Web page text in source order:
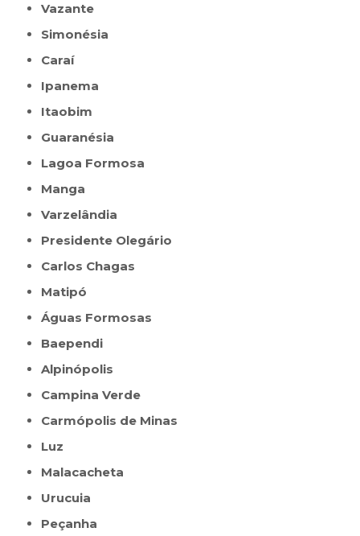
Vazante
Simonésia
Caraí
Ipanema
Itaobim
Guaranésia
Lagoa Formosa
Manga
Varzelândia
Presidente Olegário
Carlos Chagas
Matipó
Águas Formosas
Baependi
Alpinópolis
Campina Verde
Carmópolis de Minas
Luz
Malacacheta
Urucuia
Peçanha